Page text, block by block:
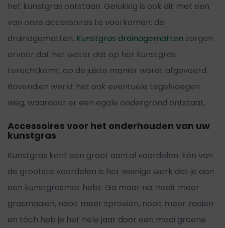
het kunstgras ontstaan. Gelukkig is ook dit met een
van onze accessoires te voorkomen: de
drainagematten. Kunstgras drainagematten zorgen
ervoor dat het water dat op het kunstgras
terechtkomt, op de juiste manier wordt afgevoerd.
Bovendien werkt het ook eventuele tegelvoegen
weg, waardoor er een egale ondergrond ontstaat.
Accessoires voor het onderhouden van uw
kunstgras
Kunstgras kent een groot aantal voordelen. Eén van
de grootste voordelen is het weinige werk dat je aan
een kunstgrasmat hebt. Ga maar na: nooit meer
grasmaaien, nooit meer sproeien, nooit meer zaaien
en tóch heb je het hele jaar door een mooi groene